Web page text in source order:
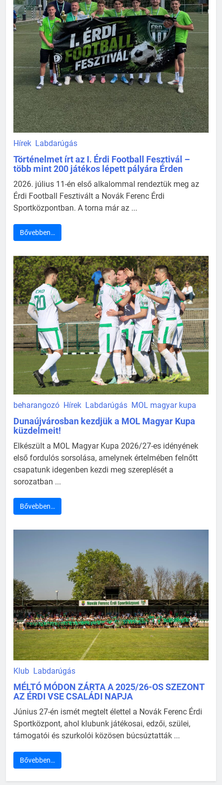
Hírek Labdarúgás
Történelmet írt az I. Érdi Football Fesztivál –
több mint 200 játékos lépett pályára Érden
2026. július 11-én első alkalommal rendeztük meg az
Érdi Football Fesztivált a Novák Ferenc Érdi
Sportközpontban. A torna már az ...
Bővebben…
beharangozó Hírek Labdarúgás MOL magyar kupa
Dunaújvárosban kezdjük a MOL Magyar Kupa
küzdelmeit!
Elkészült a MOL Magyar Kupa 2026/27-es idényének
első fordulós sorsolása, amelynek értelmében felnőtt
csapatunk idegenben kezdi meg szereplését a
sorozatban ...
Bővebben…
Klub Labdarúgás
MÉLTÓ MÓDON ZÁRTA A 2025/26-OS SZEZONT
AZ ÉRDI VSE CSALÁDI NAPJA
Június 27-én ismét megtelt élettel a Novák Ferenc Érdi
Sportközpont, ahol klubunk játékosai, edzői, szülei,
támogatói és szurkolói közösen búcsúztatták ...
Bővebben…